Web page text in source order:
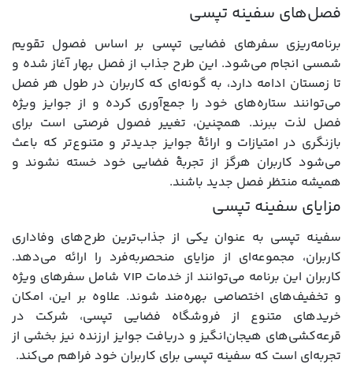
فصل‌های سفینه تپسی
برنامه‌ریزی سفرهای فضایی تپسی بر اساس فصول تقویم
شمسی انجام می‌شود. این طرح جذاب از فصل بهار آغاز شده و
تا زمستان ادامه دارد، به گونه‌ای که کاربران در طول هر فصل
می‌توانند ستاره‌های خود را جمع‌آوری کرده و از جوایز ویژه
فصل لذت ببرند. همچنین، تغییر فصول فرصتی است برای
بازنگری در امتیازات و ارائۀ جوایز جدیدتر و متنوع‌تر که باعث
می‌شود کاربران هرگز از تجربۀ فضایی خود خسته نشوند و
همیشه منتظر فصل جدید باشند.
مزایای سفینه تپسی
سفینه تپسی به عنوان یکی از جذاب‌ترین طرح‌های وفاداری
کاربران، مجموعه‌ای از مزایای منحصربه‌فرد را ارائه می‌دهد.
کاربران این برنامه می‌توانند از خدمات VIP شامل سفرهای ویژه
و تخفیف‌های اختصاصی بهره‌مند شوند. علاوه بر این، امکان
خریدهای متنوع از فروشگاه فضایی تپسی، شرکت در
قرعه‌کشی‌های هیجان‌انگیز و دریافت جوایز ارزنده نیز بخشی از
تجربه‌ای است که سفینه تپسی برای کاربران خود فراهم می‌کند.